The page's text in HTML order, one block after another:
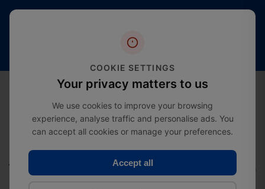
gratuito
Inicio Category Accesorios de Jardín
Accesorios de Jardín
COOKIE SETTINGS
Your privacy matters to us
We use cookies to improve your browsing
experience, analyse traffic and personalise ads. You
can accept all cookies or manage your preferences.
Accept all